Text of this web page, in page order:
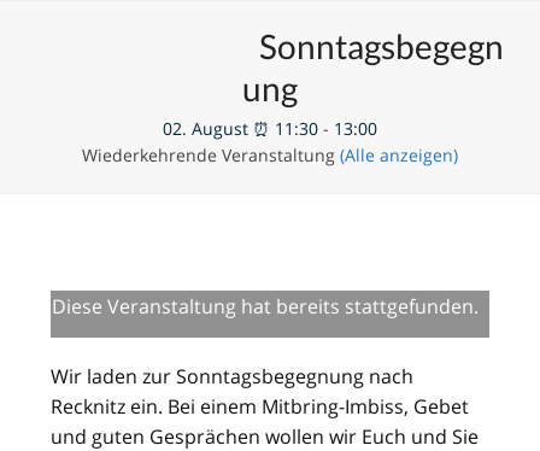
Sonntagsbegegn
ung
02. August ⏰ 11:30 - 13:00
Wiederkehrende Veranstaltung (Alle anzeigen)
Diese Veranstaltung hat bereits stattgefunden.
Wir laden zur Sonntagsbegegnung nach
Recknitz ein. Bei einem Mitbring-Imbiss, Gebet
und guten Gesprächen wollen wir Euch und Sie